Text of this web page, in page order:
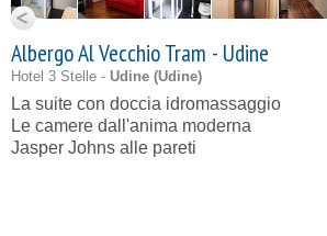
Albergo Al Vecchio Tram - Udine
Hotel 3 Stelle - Udine (Udine)
La suite con doccia idromassaggio
Le camere dall'anima moderna
Jasper Johns alle pareti